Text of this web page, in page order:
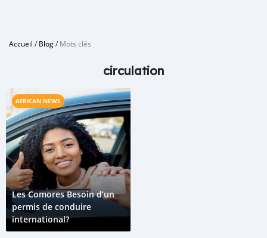
Accueil /Blog/Mots clés
circulation
AFRICAN NEWS
Les Comores Besoin d’un
permis de conduire
international?